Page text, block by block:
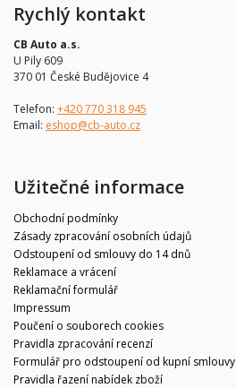
Rychlý kontakt
CB Auto a.s.
U Pily 609
370 01 České Budějovice 4
Telefon: +420 770 318 945
Email: eshop@cb-auto.cz
Užitečné informace
Obchodní podmínky
Zásady zpracování osobních údajů
Odstoupení od smlouvy do 14 dnů
Reklamace a vrácení
Reklamační formulář
Impressum
Poučení o souborech cookies
Pravidla zpracování recenzí
Formulář pro odstoupení od kupní smlouvy
Pravidla řazení nabídek zboží